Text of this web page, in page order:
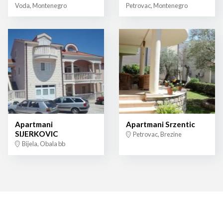
Voda, Montenegro
Petrovac, Montenegro
Apartmani
SIJERKOVIC
Bijela, Obala bb
Apartmani Srzentic
Petrovac, Brezine